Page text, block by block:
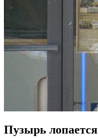
Пузырь лопается